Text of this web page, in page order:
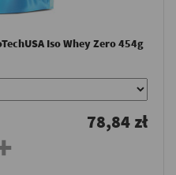
Iso Whey Zero 454g
78,84 zł